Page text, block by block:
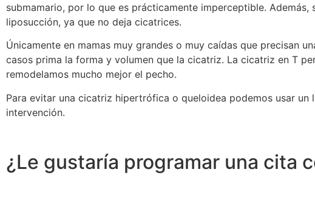
submamario, por lo que es prácticamente imperceptible.
liposucción, ya que no deja cicatrices.
Únicamente en mamas muy grandes o muy caídas que precisan
casos prima la forma y volumen que la cicatriz. La cicatriz en T
remodelamos mucho mejor el pecho.
Para evitar una cicatriz hipertrófica o queloidea podemos usar un
intervención.
¿Le gustaría programar una cita